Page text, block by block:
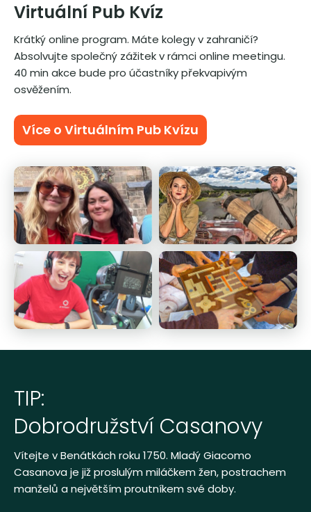
Virtuální Pub Kvíz
Krátký online program. Máte kolegy v zahraničí?
Absolvujte společný zážitek v rámci online meetingu.
40 min akce bude pro účastníky překvapivým
osvěžením.
Více o Virtuálním Pub Kvízu
TIP:
Dobrodružství Casanovy
Vítejte v Benátkách roku 1750. Mladý Giacomo
Casanova je již proslulým miláčkem žen, postrachem
manželů a největším proutníkem své doby.